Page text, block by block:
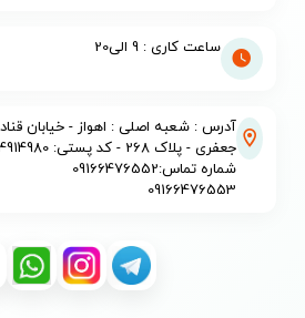
ساعت کاری : 9 الی20
آدرس : شعبه اصلی : اهواز - خیابان
جعفری - پلاک 268 - کد پستی: 6194914980
شماره تماس:09166476552
09166476553